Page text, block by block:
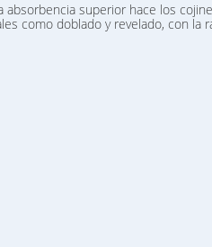
absorbencia superior hace los
como doblado y revelado, con la